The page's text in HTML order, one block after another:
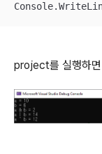
project를 실행하면